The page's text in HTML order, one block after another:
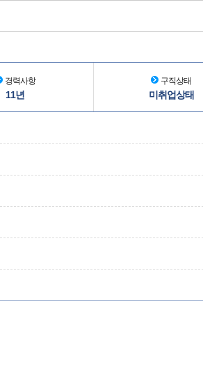
경력사항
11년
구직상태
미취업상태